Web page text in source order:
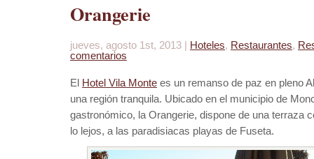
Orangerie
jueves, agosto 1st, 2013 | Hoteles, Restaurantes,
comentarios
El Hotel Vila Monte es un remanso de paz en pleno
una región tranquila. Ubicado en el municipio de
gastronómico, la Orangerie, dispone de una terraza
lo lejos, a las paradisiacas playas de Fuseta.